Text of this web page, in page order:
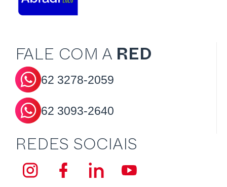
FALE COM A RED
62 3278-2059
62 3093-2640
REDES SOCIAIS